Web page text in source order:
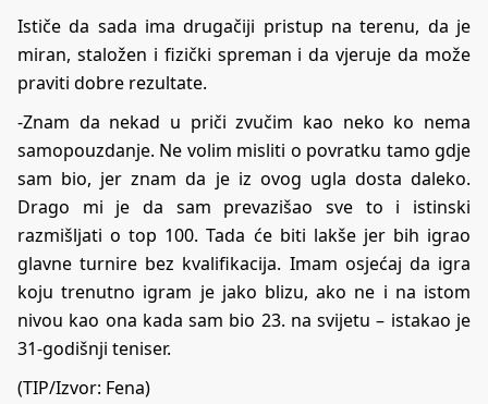
Ističe da sada ima drugačiji pristup na terenu, da je
miran, staložen i fizički spreman i da vjeruje da može
praviti dobre rezultate.
-Znam da nekad u priči zvučim kao neko ko nema
samopouzdanje. Ne volim misliti o povratku tamo gdje
sam bio, jer znam da je iz ovog ugla dosta daleko.
Drago mi je da sam prevazišao sve to i istinski
razmišljati o top 100. Tada će biti lakše jer bih igrao
glavne turnire bez kvalifikacija. Imam osjećaj da igra
koju trenutno igram je jako blizu, ako ne i na istom
nivou kao ona kada sam bio 23. na svijetu – istakao je
31-godišnji teniser.
(TIP/Izvor: Fena)